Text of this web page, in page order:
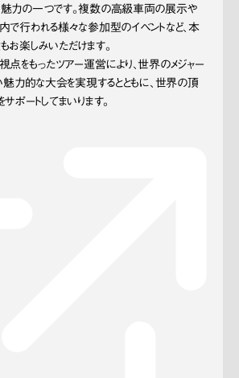
力の一つです。複数の高級車両の展示や
で行われる様々な参加型のイベントなど、本
楽しみいただけます。
をもったツアー運営により、世界のメジャー
魅力的な大会を実現するとともに、世界の頂
ポートしてまいります。